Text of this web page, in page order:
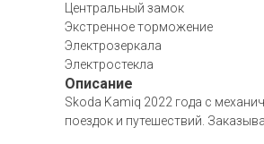
Центральный замок
Экстренное торможение
Электрозеркала
Электростекла
Описание
Skoda Kamiq 2022 года с
поездок и путешествий.